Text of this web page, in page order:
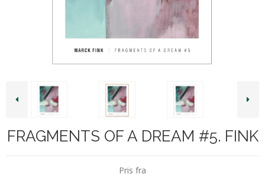
FRAGMENTS OF A DREAM #5. FINK
Pris fra